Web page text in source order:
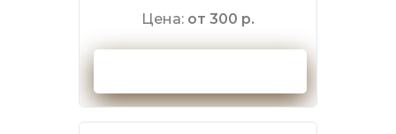
Цена: от 300 р.